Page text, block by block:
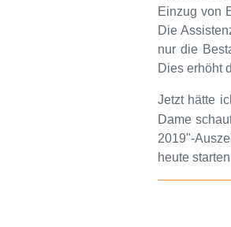
Einzug von
Die
nur die
Dies erhöht
Jetzt hätte
Dame
2019"-
heute